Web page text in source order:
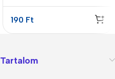
190 Ft
Tartalom